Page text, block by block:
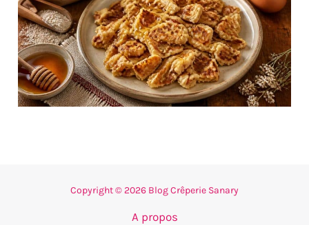
Copyright © 2026 Blog Crêperie Sanary
A propos